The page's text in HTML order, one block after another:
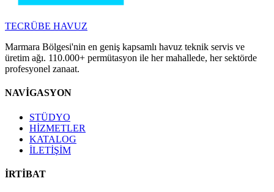
TECRÜBE HAVUZ
Marmara Bölgesi'nin en geniş kapsamlı havuz teknik servis ve
üretim ağı. 110.000+ permütasyon ile her mahallede, her sektörde
profesyonel zanaat.
NAVİGASYON
STÜDYO
HİZMETLER
KATALOG
İLETİŞİM
İRTİBAT